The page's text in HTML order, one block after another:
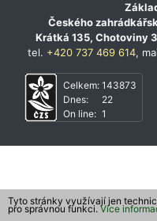
Českého
Krátká 135, Chotoviny
tel. +420 737 469 614,
Celkem:
Dnes:
On line:
143873
22
1
Tyto stránky využívají jen
pro správnou funkci. Více